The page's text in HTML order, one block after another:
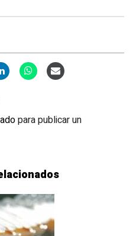
para publicar un